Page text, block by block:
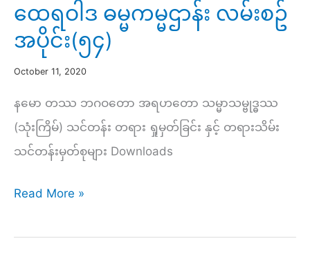
ထေရဝါဒ ဓမ္မကမ္မဌာန်း လမ်းစဥ်
အပိုင်း(၅၄)
October 11, 2020
နမော တဿ ဘဂဝတော အရဟတော သမ္မာသမ္ဗုဒ္ဓဿ
(သုံးကြိမ်) သင်တန်း တရား ရှုမှတ်ခြင်း နှင့် တရားသိမ်း
သင်တန်းမှတ်စုများ Downloads
ထေ
ဝါဒ
Read More »